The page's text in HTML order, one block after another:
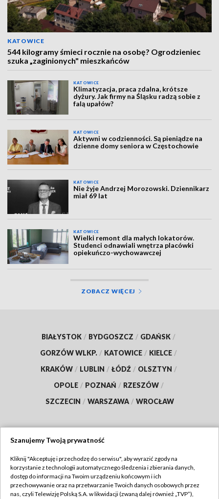
KATOWICE
544 kilogramy śmieci rocznie na osobę? Ogrodzieniec
szuka „zaginionych" mieszkańców
KATOWICE
Klimatyzacja, praca zdalna, krótsze
dyżury. Jak firmy na Śląsku radzą sobie z
falą upałów?
KATOWICE
Aktywni w codzienności. Są pieniądze na
dzienne domy seniora w Częstochowie
KATOWICE
Nie żyje Andrzej Morozowski. Dziennikarz
miał 69 lat
KATOWICE
Wielki remont dla małych lokatorów.
Studenci odnawiali wnętrza placówki
opiekuńczo-wychowawczej
ZOBACZ WIĘCEJ
BIAŁYSTOK / BYDGOSZCZ / GDAŃSK /
GORZÓW WLKP. / KATOWICE / KIELCE /
KRAKÓW / LUBLIN / ŁÓDŹ / OLSZTYN /
OPOLE / POZNAŃ / RZESZÓW /
SZCZECIN / WARSZAWA / WROCŁAW
TVP
Abonament TVP
Regulamin TVP
Szanujemy Twoją prywatność
Kliknij "Akceptuję i przechodzę do serwisu", aby wyrazić zgody na
korzystanie z technologii automatycznego śledzenia i zbierania danych,
dostęp do informacji na Twoim urządzeniu końcowym i ich
przechowywanie oraz na przetwarzanie Twoich danych osobowych przez
nas, czyli Telewizję Polską S.A. w likwidacji (zwaną dalej również „TVP”),